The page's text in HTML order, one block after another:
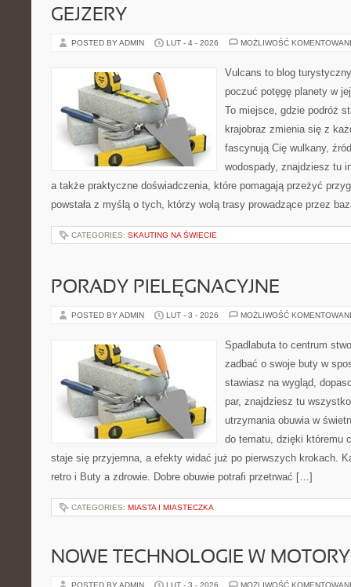
GEJZERY
POSTED BY ADMIN LUT - 4 - 2026 MOŻLIWOŚĆ
Vulcans to blog
poczuć potęgę planety w
To miejsce, gdzie podróż
krajobraz zmienia się z
fascynują Cię wulkany,
wodospady, znajdziesz tu
a także praktyczne doświadczenia, które pomagają przeżyć
powstała z myślą o tych, którzy wolą trasy prowadzące przez
CATEGORIES: SKAUTING NA ŚWIECIE
PORADY PIELĘGNACYJNE
POSTED BY ADMIN LUT - 3 - 2026 MOŻLIWOŚĆ
Spadlabuta to centrum
zadbać o swoje buty w
stawiasz na wygląd,
par, znajdziesz tu
utrzymania obuwia w
do tematu, dzięki któremu
staje się przyjemna, a efekty widać już po pierwszych krokach.
retro i Buty a zdrowie. Dobre obuwie potrafi przetrwać […]
CATEGORIES: MIASTA I MIASTECZKA
NOWE TECHNOLOGIE W
POSTED BY ADMIN LUT - 3 - 2026 MOŻLIWOŚĆ